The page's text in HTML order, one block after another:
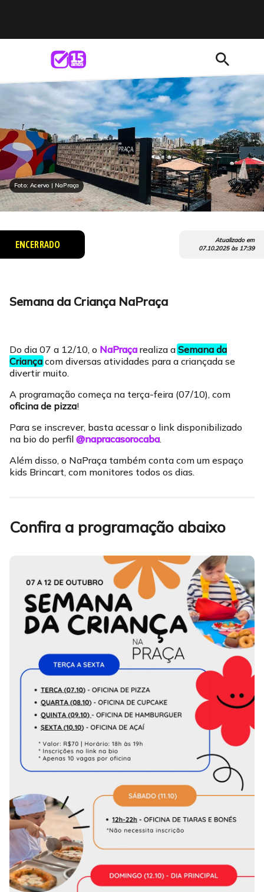
search
Foto: Acervo | NaPraça
ENCERRADO
Atualizado em
07.10.2025às 17:39
Semana da Criança NaPraça
Do dia 07 a 12/10, o NaPraça realiza a Semana da
Criança com diversas atividades para a criançada se
divertir muito.
A programação começa na terça-feira (07/10), com
oficina de pizza!
Para se inscrever, basta acessar o link disponibilizado
na bio do perfil @napracasorocaba.
Além disso, o NaPraça também conta com um espaço
kids Brincart, com monitores todos os dias.
Confira a programação abaixo